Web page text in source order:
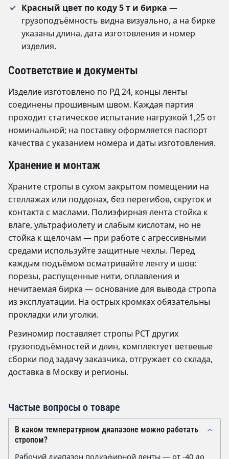
Красный цвет по коду 5 т и бирка —
грузоподъёмность видна визуально, а на бирке
указаны длина, дата изготовления и номер
изделия.
Соответствие и документы
Изделие изготовлено по РД 24, концы ленты
соединены прошивным швом. Каждая партия
проходит статическое испытание нагрузкой 1,25 от
номинальной; на поставку оформляется паспорт
качества с указанием номера и даты изготовления.
Хранение и монтаж
Храните стропы в сухом закрытом помещении на
стеллажах или поддонах, без перегибов, скруток и
контакта с маслами. Полиэфирная лента стойка к
влаге, ультрафиолету и слабым кислотам, но не
стойка к щелочам — при работе с агрессивными
средами используйте защитные чехлы. Перед
каждым подъёмом осматривайте ленту и шов:
порезы, распущенные нити, оплавления и
нечитаемая бирка — основание для вывода стропа
из эксплуатации. На острых кромках обязательны
прокладки или уголки.
Резиномир поставляет стропы РСТ других
грузоподъёмностей и длин, комплектует ветвевые
сборки под задачу заказчика, отгружает со склада,
доставка в Москву и регионы.
Частые вопросы о товаре
В каком температурном диапазоне можно работать
стропом?
Рабочий диапазон полиэфирной ленты — от -40 до